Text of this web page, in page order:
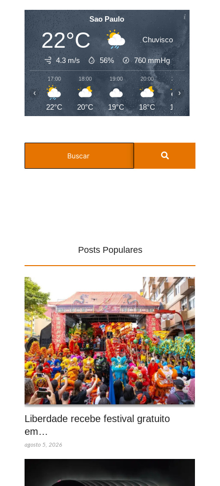
Sao Paulo
22°C Chuvisco
4.3 m/s 56% 760mmHg
17:00
22°C
18:00
20°C
19:00
19°C
20:00
18°C
21:00
18°C
‹ ›
Posts Populares
Liberdade recebe festival gratuito
em…
agosto 5, 2026